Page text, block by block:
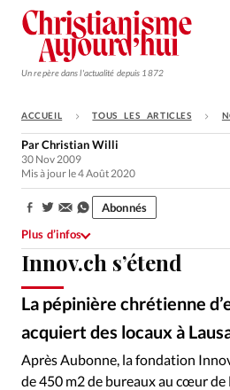
Un repère dans l'actualité depuis 1872
Monde
Opinions
Tous les articles
Faire un don
Emploi
Se connecter
ACCUEIL TOUS LES ARTICLES
Innov.ch s’étend
La pépinière chrétienne
acquiert des locaux à
ParChristian Willi
30 Nov 2009
Mis à jour le 4 Août 2020
Partager:
Abonnés
Plus d’infos
Après Aubonne, la fondation
de 450 m2 de bureaux au cœur de